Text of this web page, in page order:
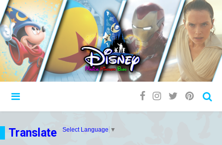
Translate Select Language ▼